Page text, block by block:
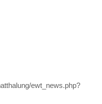
ewt_news.php?